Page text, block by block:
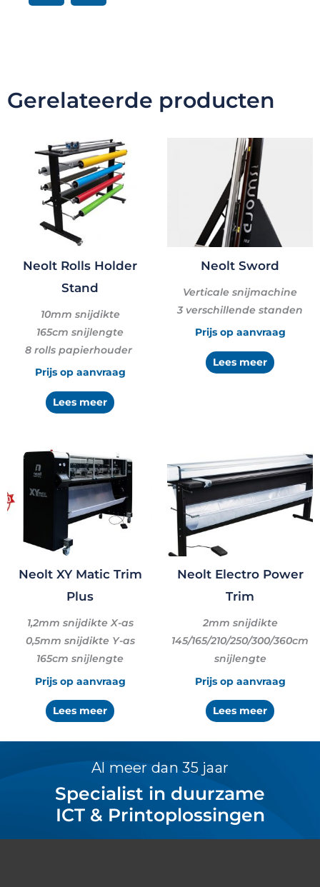
k
n
Gerelateerde producten
Neolt Rolls Holder
Stand
10mm snijdikte
165cm snijlengte
8 rolls papierhouder
Prijs op aanvraag
Lees meer
Neolt Sword
Verticale snijmachine
3 verschillende standen
Prijs op aanvraag
Lees meer
Neolt XY Matic Trim
Plus
1,2mm snijdikte X-as
0,5mm snijdikte Y-as
165cm snijlengte
Prijs op aanvraag
Lees meer
Neolt Electro Power
Trim
2mm snijdikte
145/165/210/250/300/360cm
snijlengte
Prijs op aanvraag
Lees meer
Al meer dan 35 jaar
Specialist in duurzame
ICT & Printoplossingen